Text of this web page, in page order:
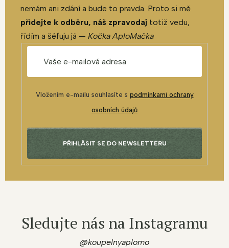
nemám ani zdání a bude to pravda. Proto si mě
přidejte k odběru, náš zpravodaj totiž vedu,
řídím a šéfuju já — Kočka AploMačka
Vložením e-mailu souhlasíte s podmínkami ochrany
osobních údajů
PŘIHLÁSIT SE DO NEWSLETTERU
Sledujte nás na Instagramu
@koupelnyaplomo